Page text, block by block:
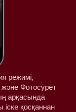
режимі,
Фотосурет
арқасында
қосқаннан